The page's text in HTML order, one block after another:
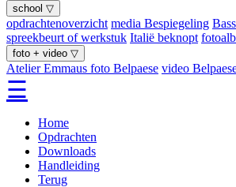
school ▽
opdrachtenoverzicht media Bespiegeling
spreekbeurt of werkstuk Italië beknopt
foto + video ▽
Atelier Emmaus foto Belpaese video
☰
Home
Opdrachten
Downloads
Handleiding
Terug